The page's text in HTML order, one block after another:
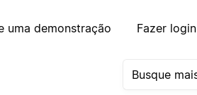
uma demonstração Fazer login